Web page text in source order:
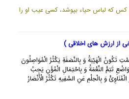
كس كه لباس حياء بپوشد، كسى عيب او را
تَكُونُ الْهَيْبَةُ وَ بِالنَّصَفَةِ يَكْثُرُ الْمُوَاصِلُونَ
تَتِمُّ النِّعْمَةُ وَ بِاحْتِمَالِ الْمُؤَنِ يَجِبُ
وَ بِالْحِلْمِ عَنِ السَّفِيهِ تَكْثُرُ الْأَنْصَارُ